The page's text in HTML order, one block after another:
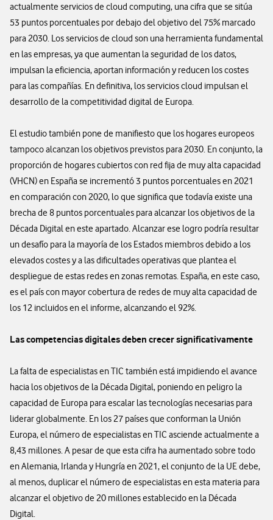
actualmente servicios de cloud computing, una cifra que se sitúa
53 puntos porcentuales por debajo del objetivo del 75% marcado
para 2030. Los servicios de cloud son una herramienta fundamental
en las empresas, ya que aumentan la seguridad de los datos,
impulsan la eficiencia, aportan información y reducen los costes
para las compañías. En definitiva, los servicios cloud impulsan el
desarrollo de la competitividad digital de Europa.
El estudio también pone de manifiesto que los hogares europeos
tampoco alcanzan los objetivos previstos para 2030. En conjunto, la
proporción de hogares cubiertos con red fija de muy alta capacidad
(VHCN) en España se incrementó 3 puntos porcentuales en 2021
en comparación con 2020, lo que significa que todavía existe una
brecha de 8 puntos porcentuales para alcanzar los objetivos de la
Década Digital en este apartado. Alcanzar ese logro podría resultar
un desafío para la mayoría de los Estados miembros debido a los
elevados costes y a las dificultades operativas que plantea el
despliegue de estas redes en zonas remotas. España, en este caso,
es el país con mayor cobertura de redes de muy alta capacidad de
los 12 incluidos en el informe, alcanzando el 92%.
Las competencias digitales deben crecer significativamente
La falta de especialistas en TIC también está impidiendo el avance
hacia los objetivos de la Década Digital, poniendo en peligro la
capacidad de Europa para escalar las tecnologías necesarias para
liderar globalmente. En los 27 países que conforman la Unión
Europa, el número de especialistas en TIC asciende actualmente a
8,43 millones. A pesar de que esta cifra ha aumentado sobre todo
en Alemania, Irlanda y Hungría en 2021, el conjunto de la UE debe,
al menos, duplicar el número de especialistas en esta materia para
alcanzar el objetivo de 20 millones establecido en la Década
Digital.